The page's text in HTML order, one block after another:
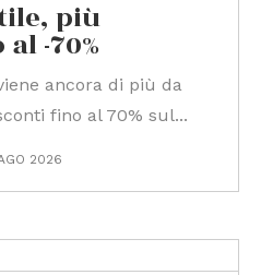
più
-70%
ancora di più da
fino al 70% sul...
2026